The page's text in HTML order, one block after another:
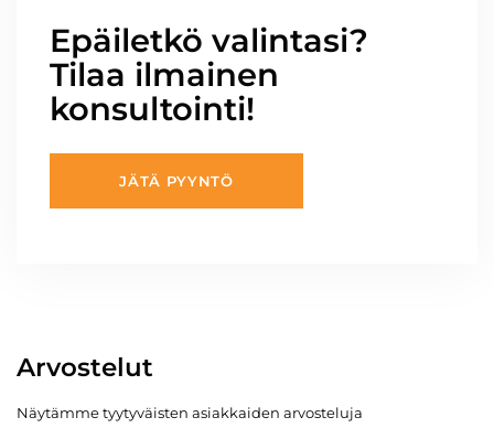
Epäiletkö valintasi?
Tilaa ilmainen
konsultointi!
JÄTÄ PYYNTÖ
Arvostelut
Näytämme tyytyväisten asiakkaiden arvosteluja